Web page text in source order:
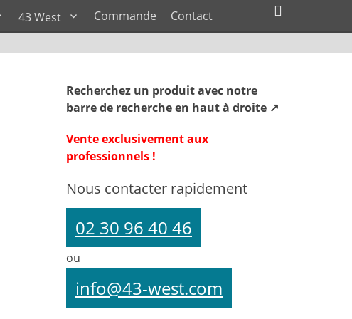
43 West Commande Contact
l’en-
tête
Recherchez un produit avec notre
barre de recherche en haut à droite ↗
Vente exclusivement aux
professionnels !
Nous contacter rapidement
02 30 96 40 46
ou
info@43-west.com